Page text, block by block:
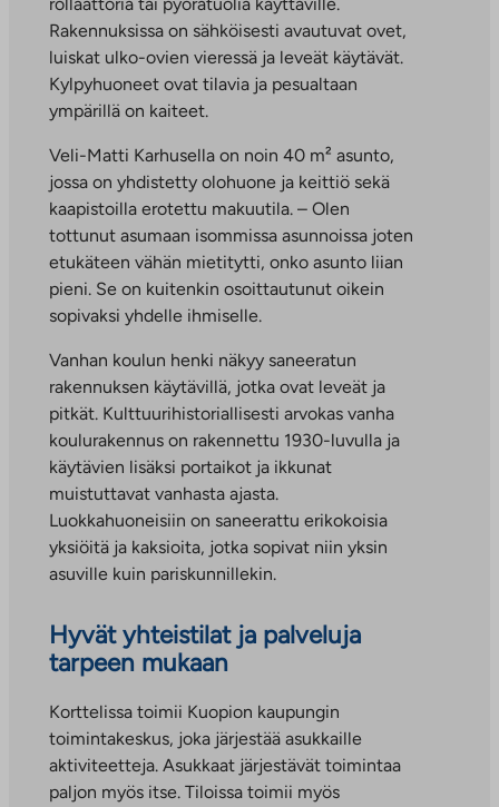
rollaattoria tai pyörätuolia käyttäville.
Rakennuksissa on sähköisesti avautuvat ovet,
luiskat ulko-ovien vieressä ja leveät käytävät.
Kylpyhuoneet ovat tilavia ja pesualtaan
ympärillä on kaiteet.
Veli-Matti Karhusella on noin 40 m² asunto,
jossa on yhdistetty olohuone ja keittiö sekä
kaapistoilla erotettu makuutila. – Olen
tottunut asumaan isommissa asunnoissa joten
etukäteen vähän mietitytti, onko asunto liian
pieni. Se on kuitenkin osoittautunut oikein
sopivaksi yhdelle ihmiselle.
Vanhan koulun henki näkyy saneeratun
rakennuksen käytävillä, jotka ovat leveät ja
pitkät. Kulttuurihistoriallisesti arvokas vanha
koulurakennus on rakennettu 1930-luvulla ja
käytävien lisäksi portaikot ja ikkunat
muistuttavat vanhasta ajasta.
Luokkahuoneisiin on saneerattu erikokoisia
yksiöitä ja kaksioita, jotka sopivat niin yksin
asuville kuin pariskunnillekin.
Hyvät yhteistilat ja palveluja
tarpeen mukaan
Korttelissa toimii Kuopion kaupungin
toimintakeskus, joka järjestää asukkaille
aktiviteetteja. Asukkaat järjestävät toimintaa
paljon myös itse. Tiloissa toimii myös